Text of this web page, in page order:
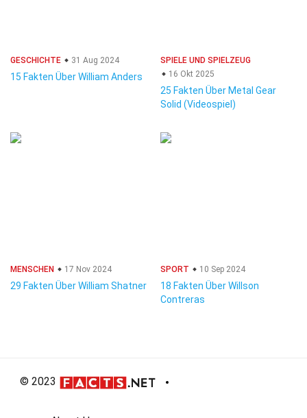
GESCHICHTE 31 Aug 2024
15 Fakten Über William Anders
SPIELE UND SPIELZEUG
16 Okt 2025
25 Fakten Über Metal Gear
Solid (Videospiel)
MENSCHEN 17 Nov 2024
29 Fakten Über William Shatner
SPORT 10 Sep 2024
18 Fakten Über Willson
Contreras
© 2023